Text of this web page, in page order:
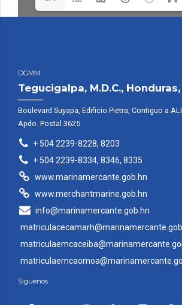
DGMM
Tegucigalpa, M.D.C., Honduras,
Boulevard Suyapa, Edificio Pietra, Contiguo a
Apdo. Postal 3625
+ 504 2239-8228, 8203
+ 504 2239-8334, 8346, 8335
www.marinamercante.gob.hn
www.merchantmarine.gob.hn
info@marinamercante.gob.hn
Siguenos